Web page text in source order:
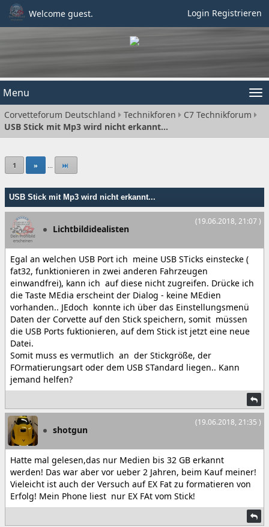
Welcome guest. Login Registrieren
Menu
Corvetteforum Deutschland Technikforen
C7 Technikforum
USB Stick mit Mp3 wird nicht erkannt...
1 » ...
USB Stick mit Mp3 wird nicht erkannt...
(19.06.2018, 21:07 )
Lichtbildidealisten
Egal an welchen USB Port ich meine USB STicks einstecke (
fat32, funktionieren in zwei anderen Fahrzeugen
einwandfrei), kann ich auf diese nicht zugreifen. Drücke ich
die Taste MEdia erscheint der Dialog - keine MEdien
vorhanden.. JEdoch konnte ich über das Einstellungsmenü
Daten der Corvette auf den Stick speichern, somit müssen
die USB Ports fuktionieren, auf dem Stick ist jetzt eine neue
Datei.
Somit muss es vermutlich an der Stickgröße, der
FOrmatierungsart oder dem USB STandard liegen.. Kann
jemand helfen?
(19.06.2018, 21:35 )
shotgun
Hatte mal gelesen,das nur Medien bis 32 GB erkannt
werden! Das war aber vor ueber 2 Jahren, beim Kauf meiner!
Vieleicht ist auch der Versuch auf EX Fat zu formatieren von
Erfolg! Mein Phone liest nur EX FAt vom Stick!